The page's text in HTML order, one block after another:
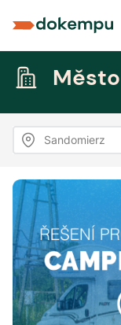
Sandomierz